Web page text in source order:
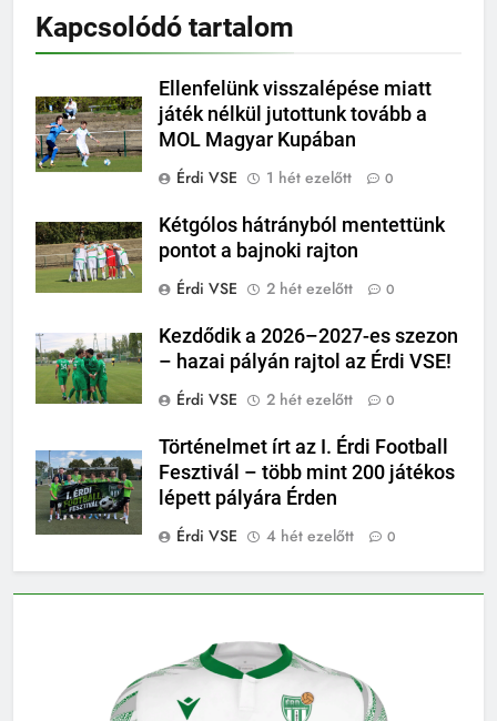
Kapcsolódó tartalom
Ellenfelünk visszalépése miatt
játék nélkül jutottunk tovább a
MOL Magyar Kupában
Érdi VSE
1 hét ezelőtt 0
Kétgólos hátrányból mentettünk
pontot a bajnoki rajton
Érdi VSE
2 hét ezelőtt 0
Kezdődik a 2026–2027-es szezon
– hazai pályán rajtol az Érdi VSE!
Érdi VSE
2 hét ezelőtt 0
Történelmet írt az I. Érdi Football
Fesztivál – több mint 200 játékos
lépett pályára Érden
Érdi VSE
4 hét ezelőtt 0